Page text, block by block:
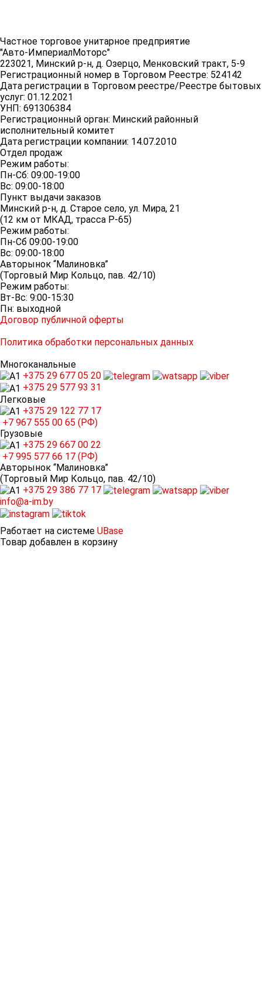
Частное торговое унитарное предприятие
"Авто-ИмпериалМоторс"
223021, Минский р-н, д. Озерцо, Менковский тракт, 5-9
Регистрационный номер в Торговом Реестре: 524142
Дата регистрации в Торговом реестре/Реестре бытовых
услуг: 01.12.2021
УНП: 691306384
Регистрационный орган: Минский районный
исполнительный комитет
Дата регистрации компании: 14.07.2010
Отдел продаж
Режим работы:
Пн-Сб: 09:00-19:00
Вс: 09:00-18:00
Пункт выдачи заказов
Минский р-н, д. Старое село, ул. Мира, 21
(12 км от МКАД, трасса P-65)
Режим работы:
Пн-Сб 09:00-19:00
Вс: 09:00-18:00
Авторынок “Малиновка”
(Торговый Мир Кольцо, пав. 42/10)
Режим работы:
Вт-Вс: 9:00-15:30
Пн: выходной
Договор публичной оферты
Политика обработки персональных данных
Многоканальные
+375 29 677 05 20
+375 29 577 93 31
Легковые
+375 29 122 77 17
+7 967 555 00 65 (РФ)
Грузовые
+375 29 667 00 22
+7 995 577 66 17 (РФ)
Авторынок “Малиновка”
(Торговый Мир Кольцо, пав. 42/10)
+375 29 386 77 17
info@a-im.by
Работает на системе UBase
Товар добавлен в корзину